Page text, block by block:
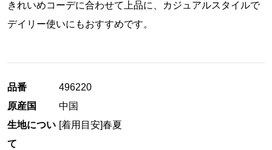
きれいめコーデに合わせて上品に、カジュアルスタイルで
デイリー使いにもおすすめです。
品番
496220
原産国
中国
生地につい
て
[着用目安]春夏